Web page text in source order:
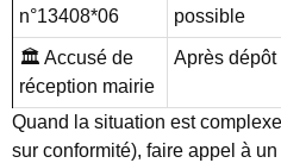
n°13408*06
possible
🏛️ Accusé de
réception mairie
Après dépôt
Quand la situation est
sur conformité), faire appel à